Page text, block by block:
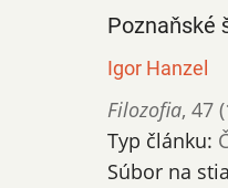
Poznaňské
Igor Hanzel
Filozofia, 47
Typ článku:
Súbor na